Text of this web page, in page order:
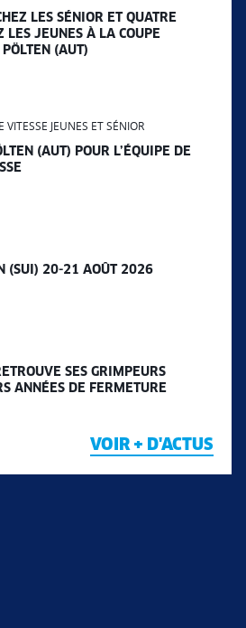
LES SÉNIOR ET QUATRE
LES JEUNES À LA COUPE
PÖLTEN (AUT)
JEUNES ET SÉNIOR
(AUT) POUR L’ÉQUIPE DE
(SUI) 20-21 AOÛT 2026
SES GRIMPEURS
ANNÉES DE FERMETURE
VOIR + D'ACTUS